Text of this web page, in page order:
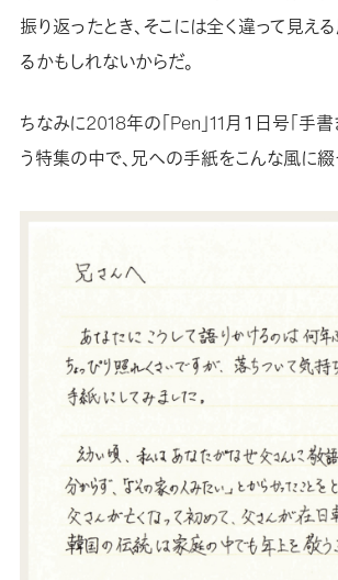
振り返ったとき、そこには全く違って見え
るかもしれないからだ。
ちなみに2018年の「Pen」11月１日号「手
う特集の中で、兄への手紙をこんな風に綴